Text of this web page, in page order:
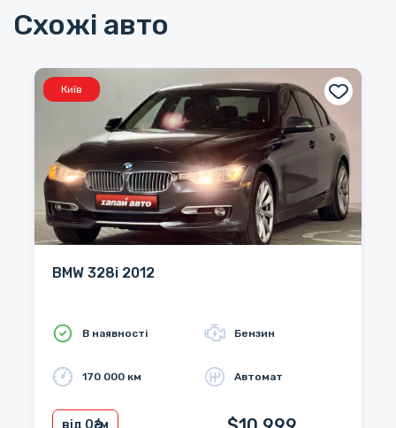
Схожі авто
Київ
BMW 328i 2012
В наявності Бензин
170 000 км Автомат